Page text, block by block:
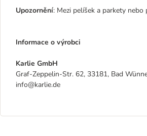
Upozornění: Mezi pelíšek a parkety
Informace o výrobci
Karlie GmbH
Graf-Zeppelin-Str. 62, 33181, Bad
info@karlie.de